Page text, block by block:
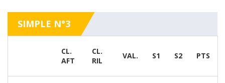
SIMPLE N°3
CL.
AFT
CL.
RIL
VAL. S1 S2 PTS